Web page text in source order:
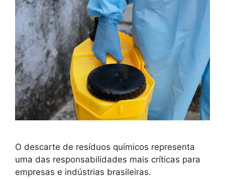
O descarte de resíduos químicos representa
uma das responsabilidades mais críticas para
empresas e indústrias brasileiras.